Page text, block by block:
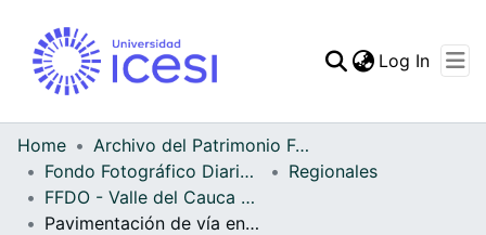
Statistics
Log In
Home
Archivo del Patrimonio Fotográfico y Fílmico del Valle del Cauca
Fondo Fotográfico Diario Occidente
Regionales
FFDO - Valle del Cauca - Patrimonial
Pavimentación de vía en Ulloa